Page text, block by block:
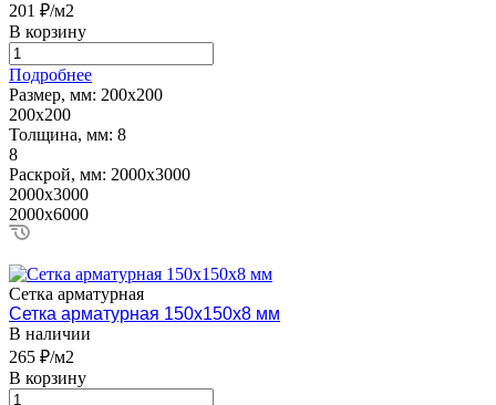
201 ₽/м2
В корзину
Подробнее
Размер, мм: 200х200
200х200
Толщина, мм: 8
8
Раскрой, мм: 2000х3000
2000х3000
2000х6000
Сетка арматурная
Сетка арматурная 150х150х8 мм
В наличии
265 ₽/м2
В корзину